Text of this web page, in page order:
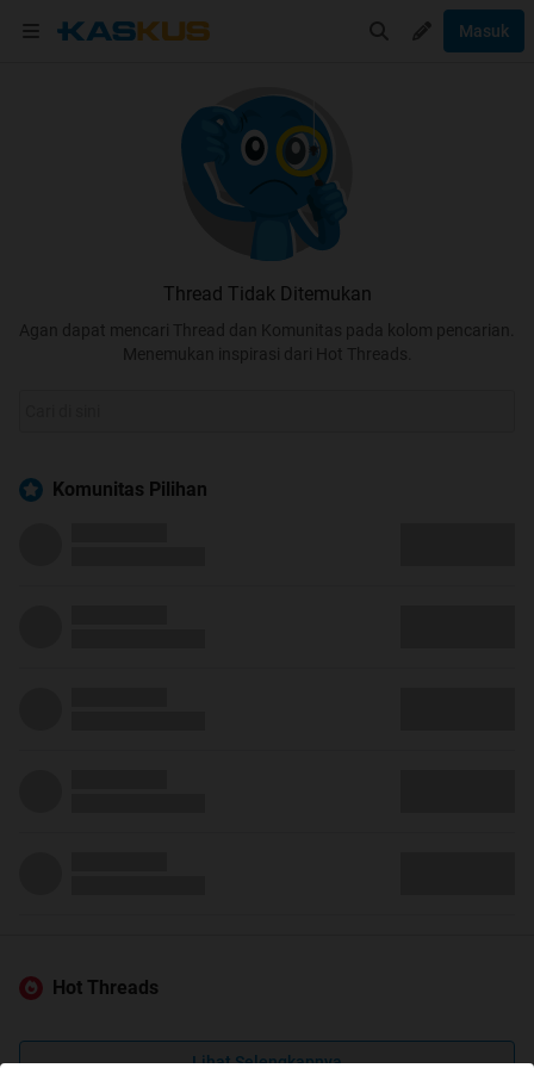
Masuk
Thread Tidak Ditemukan
Agan dapat mencari Thread dan Komunitas pada kolom pencarian.
Menemukan inspirasi dari Hot Threads.
Komunitas Pilihan
Hot Threads
Lihat Selengkapnya